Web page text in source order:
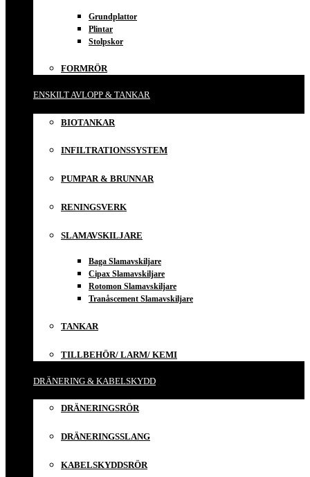
Grundplattor
Plintar
Stolpskor
FORMRÖR
ENSKILT AVLOPP & TANKAR
BIOTANKAR
INFILTRATIONSSYSTEM
PUMPAR & BRUNNAR
RENINGSVERK
SLAMAVSKILJARE
Baga Slamavskiljare
Cipax Slamavskiljare
Rotomon Slamavskiljare
Tranåscement Slamavskiljare
TANKAR
TILLBEHÖR/ LARM/ KEMI
DRÄNERING & KABELSKYDD
DRÄNERINGSRÖR
DRÄNERINGSSLANG
KABELSKYDDSRÖR